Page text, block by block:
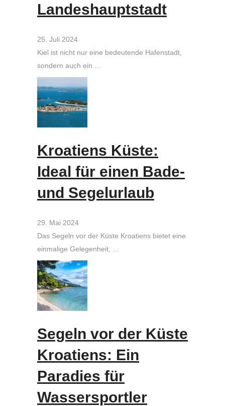
Landeshauptstadt
25. Juli 2024
Kiel ist nicht nur eine bedeutende Hafenstadt,
sondern auch ein …
Kroatiens Küste:
Ideal für einen Bade-
und Segelurlaub
29. Mai 2024
Das Segeln vor der Küste Kroatiens bietet eine
einmalige Gelegenheit, …
Segeln vor der Küste
Kroatiens: Ein
Paradies für
Wassersportler